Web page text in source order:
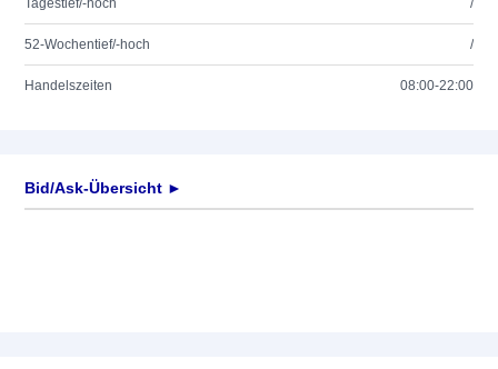
Tagestief/-hoch /
52-Wochentief/-hoch /
Handelszeiten 08:00-22:00
Bid/Ask-Übersicht ►